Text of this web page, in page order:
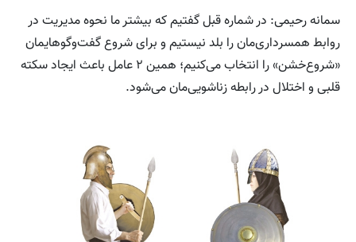
سمانه رحیمی: در شماره قبل گفتیم که بیشتر ما نحوه مدیریت در
روابط همسرداری‌مان را بلد نیستیم و برای شروع گفت‌وگوهایمان
«شروع‌خشن» را انتخاب می‌کنیم؛ همین ۲ عامل باعث ایجاد سکته
قلبی و اختلال در رابطه زناشویی‌مان می‌شود.